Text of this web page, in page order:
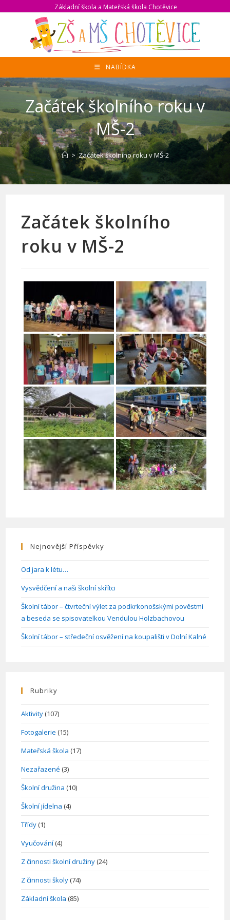
Základní škola a Mateřská škola Chotěvice
NABÍDKA
Začátek školního roku v
MŠ-2
> Začátek školního roku v MŠ-2
Začátek školního
roku v MŠ-2
Nejnovější Příspěvky
Od jara k létu…
Vysvědčení a naši školní skřítci
Školní tábor – čtvrteční výlet za podkrkonošskými pověstmi
a beseda se spisovatelkou Vendulou Holzbachovou
Školní tábor – středeční osvěžení na koupališti v Dolní Kalné
Rubriky
Aktivity (107)
Fotogalerie (15)
Mateřská škola (17)
Nezařazené (3)
Školní družina (10)
Školní jídelna (4)
Třídy (1)
Vyučování (4)
Z činnosti školní družiny (24)
Z činnosti školy (74)
Základní škola (85)